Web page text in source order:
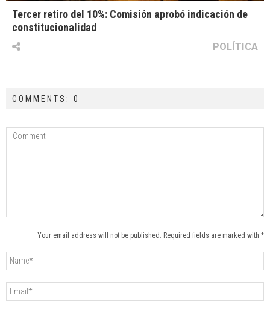
Tercer retiro del 10%: Comisión aprobó indicación de
constitucionalidad
POLÍTICA
COMMENTS: 0
Your email address will not be published. Required fields are marked with *